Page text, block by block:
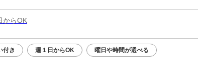
からOK
付き 週１日からOK 曜日や時間が選べる